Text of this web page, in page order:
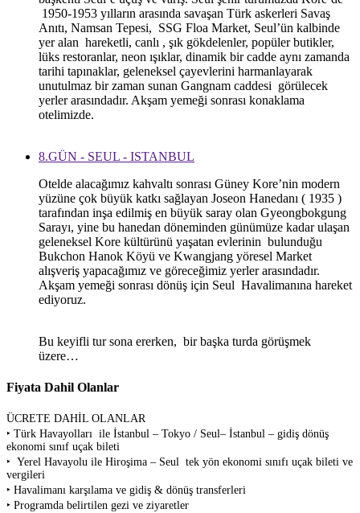
1950-1953 yılların arasında savaşan Türk askerleri Savaş
Anıtı, Namsan Tepesi, SSG Floa Market, Seul’ün kalbinde
yer alan hareketli, canlı , şık gökdelenler, popüler butikler,
lüks restoranlar, neon ışıklar, dinamik bir cadde aynı zamanda
tarihi tapınaklar, geleneksel çayevlerini harmanlayarak
unutulmaz bir zaman sunan Gangnam caddesi görülecek
yerler arasındadır. Akşam yemeği sonrası konaklama
otelimizde.
8.GÜN - SEUL - ISTANBUL
Otelde alacağımız kahvaltı sonrası Güney Kore’nin modern
yüzüne çok büyük katkı sağlayan Joseon Hanedanı ( 1935 )
tarafından inşa edilmiş en büyük saray olan Gyeongbokgung
Sarayı, yine bu hanedan döneminden günümüze kadar ulaşan
geleneksel Kore kültürünü yaşatan evlerinin bulunduğu
Bukchon Hanok Köyü ve Kwangjang yöresel Market
alışveriş yapacağımız ve göreceğimiz yerler arasındadır.
Akşam yemeği sonrası dönüş için Seul Havalimanına hareket
ediyoruz.
Bu keyifli tur sona ererken, bir başka turda görüşmek
üzere…
Fiyata Dahil Olanlar
ÜCRETE DAHİL OLANLAR
‣ Türk Havayolları ile İstanbul – Tokyo / Seul– İstanbul – gidiş dönüş
ekonomi sınıf uçak bileti
‣ Yerel Havayolu ile Hiroşima – Seul tek yön ekonomi sınıfı uçak bileti ve
vergileri
‣ Havalimanı karşılama ve gidiş & dönüş transferleri
‣ Programda belirtilen gezi ve ziyaretler